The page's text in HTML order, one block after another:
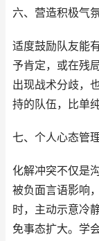
六、营造积极气
适度鼓励队友能
予肯定，或在残
出现战术分歧，
持的队伍，比单
七、个人心态管
化解冲突不仅是
被负面言语影响
时，主动示意冷
免事态扩大。学